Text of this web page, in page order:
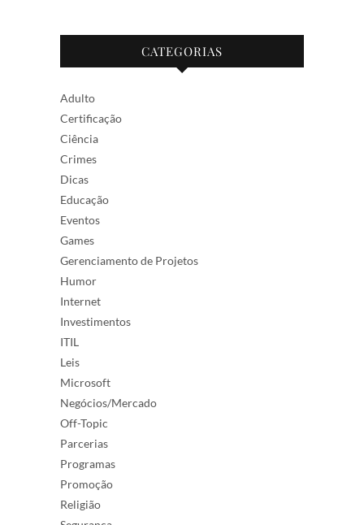
CATEGORIAS
Adulto
Certificação
Ciência
Crimes
Dicas
Educação
Eventos
Games
Gerenciamento de Projetos
Humor
Internet
Investimentos
ITIL
Leis
Microsoft
Negócios/Mercado
Off-Topic
Parcerias
Programas
Promoção
Religião